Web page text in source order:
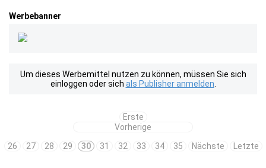
Werbebanner
Um dieses Werbemittel nutzen zu können, müssen Sie sich
einloggen oder sich als Publisher anmelden
Erste
Vorherige
26
27 28 29 30 31 32 33 34 35 Nächste Letzte